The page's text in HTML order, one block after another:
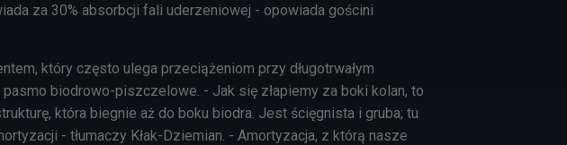
za 30% absorbcji fali uderzeniowej - opowiada gościni
który często ulega przeciążeniom przy długotrwałym
biodrowo-piszczelowe. - Jak się złapiemy za boki kolan, to
która biegnie aż do boku biodra. Jest ścięgnista i gruba; tu
- tłumaczy Kłak-Dziemian. - Amortyzacja, z którą nasze